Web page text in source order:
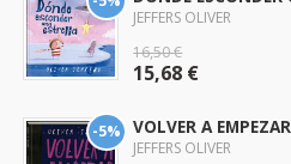
JEFFERS OLIVER
16,50 €
15,68 €
-5% VOLVER A EMPEZAR
JEFFERS OLIVER